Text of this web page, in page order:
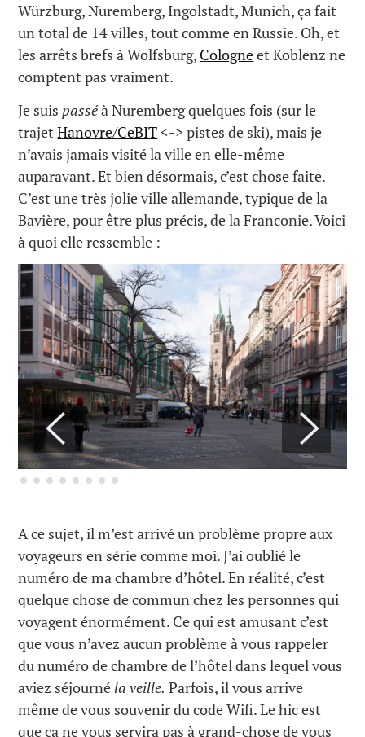
Würzburg, Nuremberg, Ingolstadt, Munich, ça fait
un total de 14 villes, tout comme en Russie. Oh, et
les arrêts brefs à Wolfsburg, Cologneet Koblenz ne
comptent pas vraiment.
Je suis passéà Nuremberg quelques fois (sur le
trajetHanovre/CeBIT<-> pistes de ski), mais je
n’avais jamais visité la ville en elle-même
auparavant. Et bien désormais, c’est chose faite.
C’est une très jolie ville allemande, typique de la
Bavière, pour être plus précis, de la Franconie. Voici
à quoi elle ressemble :
A ce sujet, il m’est arrivé un problème propre aux
voyageurs en série comme moi. J’ai oublié le
numéro de ma chambre d’hôtel. En réalité, c’est
quelque chose de commun chez les personnes qui
voyagent énormément. Ce qui est amusant c’est
que vous n’avez aucun problème à vous rappeler
du numéro de chambre de l’hôtel dans lequel vous
aviez séjournéla veille. Parfois, il vous arrive
même de vous souvenir du code Wifi. Le hic est
que ça ne vous servira pas à grand-chose de vous